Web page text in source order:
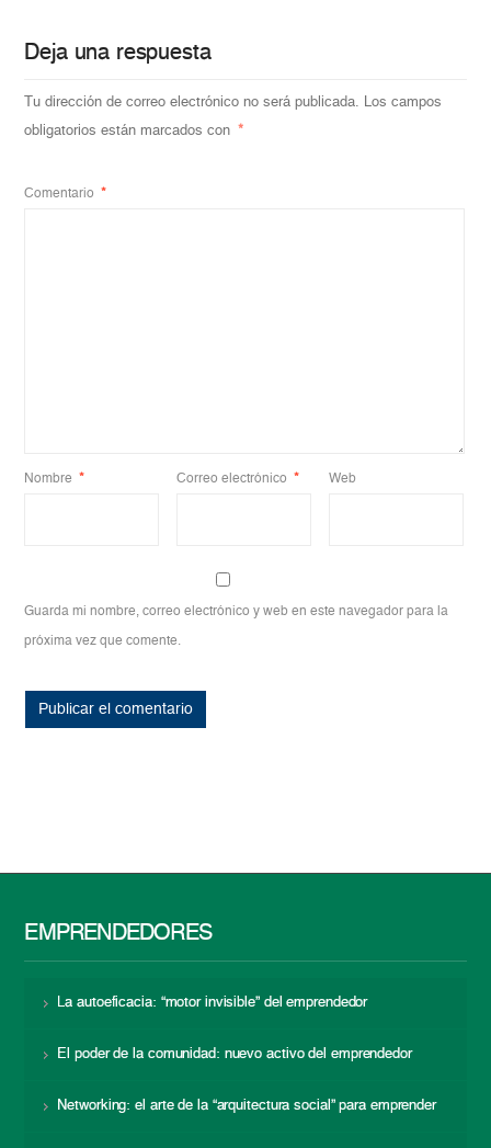
Deja una respuesta
Tu dirección de correo electrónico no será publicada. Los campos
obligatorios están marcados con
*
Comentario *
Nombre * Correo electrónico * Web
Guarda mi nombre, correo electrónico y web en este navegador para la
próxima vez que comente.
EMPRENDEDORES
La autoeficacia: “motor invisible” del emprendedor
El poder de la comunidad: nuevo activo del emprendedor
Networking: el arte de la “arquitectura social” para emprender